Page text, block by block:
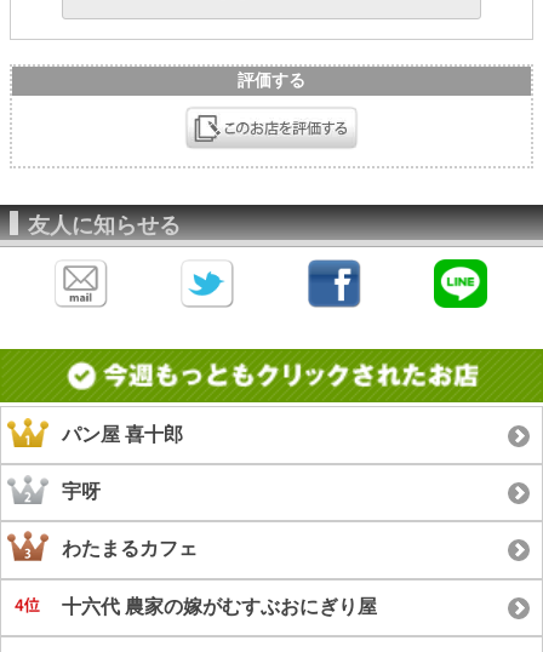
評価する
友人に知らせる
パン屋 喜十郎
宇呀
わたまるカフェ
十六代 農家の嫁がむすぶおにぎり屋